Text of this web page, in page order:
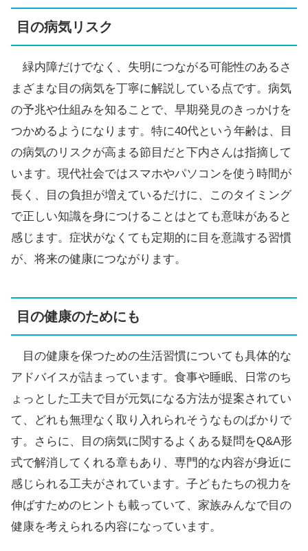
目の病気リスク
緑内障だけでなく、失明につながる可能性のあるさ
まざまな目の病気を丁寧に解説している点です。病気
の予兆や仕組みを知ることで、早期発見のきっかけを
つかめるようになります。特に40代という年齢は、目
の病気のリスクが高まる節目だと下内さんは指摘して
います。現代社会ではスマホやパソコンを使う時間が
長く、目の負担が増えているだけに、このタイミング
で正しい知識を身につけることはとても意味があると
感じます。症状がなくても定期的に目を意識する習慣
が、将来の健康につながります。
目の健康のためにも
目の健康を保つための生活習慣についても具体的な
アドバイスが詰まっています。食事や睡眠、日常のち
ょっとした工夫で目が元気になる方法が提案されてい
て、どれも無理なく取り入れられそうなものばかりで
す。さらに、目の病気に関するよくある疑問をQ&A形
式で解消してくれる章もあり、専門的な内容が身近に
感じられる工夫がされています。子どもたちの視力を
伸ばすためのヒントも載っていて、家族みんなで目の
健康を考えられる内容になっています。